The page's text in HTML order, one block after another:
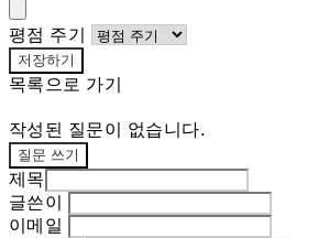
평점 주기
저장하기
목록으로 가기
작성된 질문이 없습니다.
질문 쓰기
제목
글쓴이
이메일